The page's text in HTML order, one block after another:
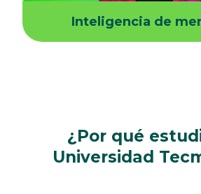
Inteligencia de
¿Por qué
Universidad